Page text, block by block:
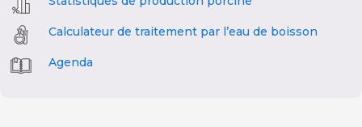
Calculateur de traitement par l’eau de boisson
Agenda